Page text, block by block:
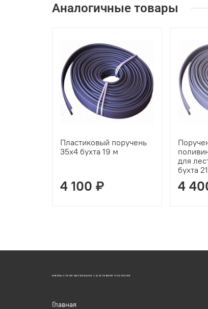
Аналогичные товары
Пластиковый поручень
35х4 бухта 19 м
4 100 ₽
для
бухта
4
ИЖОРА-СТРОЙ МАТЕРИАЛЫ С ДОСТАВКОЙ ПО РОССИИ
Главная